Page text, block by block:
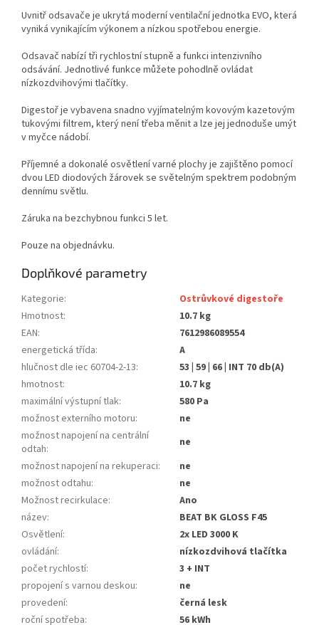
Uvnitř odsavače je ukrytá moderní ventilační jednotka EVO, která
vyniká vynikajícím výkonem a nízkou spotřebou energie.
Odsavač nabízí tři rychlostní stupně a funkci intenzivního
odsávání. Jednotlivé funkce můžete pohodlně ovládat
nízkozdvihovými tlačítky.
Digestoř je vybavena snadno vyjímatelným kovovým kazetovým
tukovými filtrem, který není třeba měnit a lze jej jednoduše umýt
v myčce nádobí.
Příjemné a dokonalé osvětlení varné plochy je zajištěno pomocí
dvou LED diodových žárovek se světelným spektrem podobným
dennímu světlu.
Záruka na bezchybnou funkci 5 let.
Pouze na objednávku.
Doplňkové parametry
Kategorie:
Ostrůvkové digestoře
Hmotnost:
10.7 kg
EAN:
7612986089554
energetická třída:
A
hlučnost dle iec 60704-2-13:
53 | 59 | 66 | INT 70 db(A)
hmotnost:
10.7 kg
maximální výstupní tlak:
580 Pa
možnost externího motoru:
ne
možnost napojení na centrální
odtah:
ne
možnost napojení na rekuperaci:
ne
možnost odtahu:
ne
Možnost recirkulace:
Ano
název:
BEAT BK GLOSS F45
Osvětlení:
2x LED 3000 K
ovládání:
nízkozdvihová tlačítka
počet rychlostí:
3 + INT
propojení s varnou deskou:
ne
provedení:
černá lesk
roční spotřeba: 56 kWh